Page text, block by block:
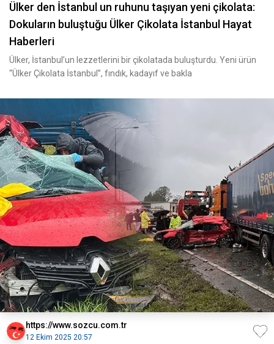
Ülker den İstanbul un ruhunu taşıyan yeni çikolata:
Dokuların buluştuğu Ülker Çikolata İstanbul Hayat
Haberleri
Ülker, İstanbul’un lezzetlerini bir çikolatada buluşturdu. Yeni ürün
“Ülker Çikolata İstanbul”, fındık, kadayıf ve bakla
https://www.sozcu.com.tr
12 Ekim 2025 20:57